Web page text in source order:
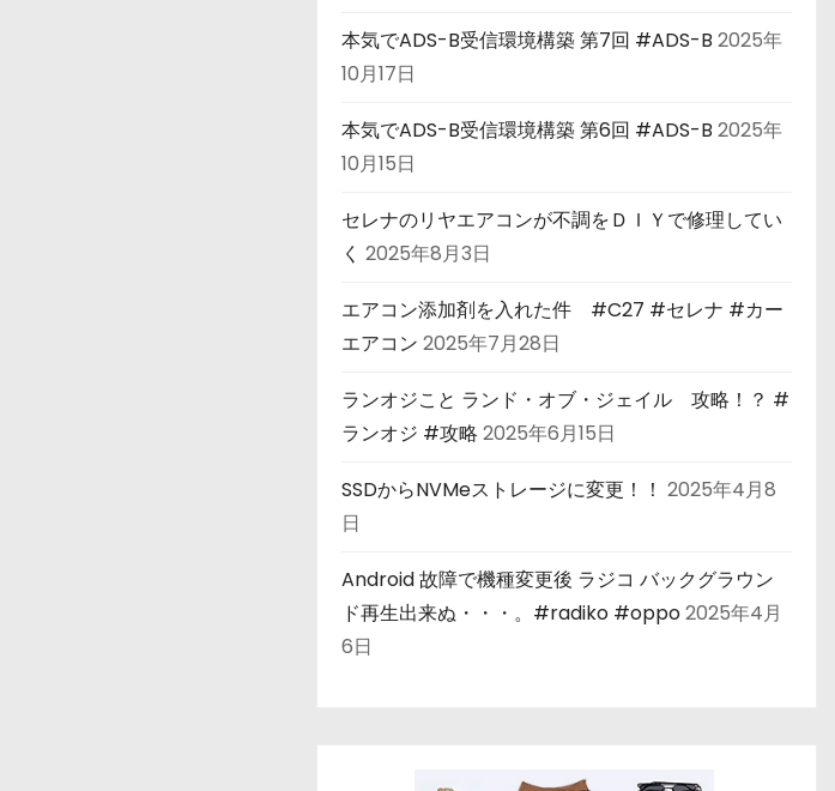
本気でADS-B受信環境構築 第7回 #ADS-B 2025年
10月17日
本気でADS-B受信環境構築 第6回 #ADS-B 2025年
10月15日
セレナのリヤエアコンが不調をＤＩＹで修理してい
く 2025年8月3日
エアコン添加剤を入れた件 #C27 #セレナ #カー
エアコン 2025年7月28日
ランオジこと ランド・オブ・ジェイル 攻略！？ #
ランオジ #攻略 2025年6月15日
SSDからNVMeストレージに変更！！ 2025年4月8
日
Android 故障で機種変更後 ラジコ バックグラウン
ド再生出来ぬ・・・。#radiko #oppo2025年4月
6日